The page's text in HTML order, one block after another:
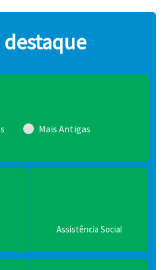
destaque
Mais Antigas
Assuntos Institucionais